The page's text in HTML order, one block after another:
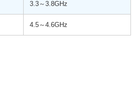
3.3～3.8GHz
4.5～4.6GHz